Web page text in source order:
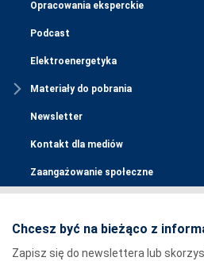
Opracowania eksperckie
Podcast
Elektroenergetyka
Materiały do pobrania
Newsletter
Kontakt dla mediów
Zaangażowanie społeczne
Chcesz być na bieżąco z
Zapisz się do newslettera lub